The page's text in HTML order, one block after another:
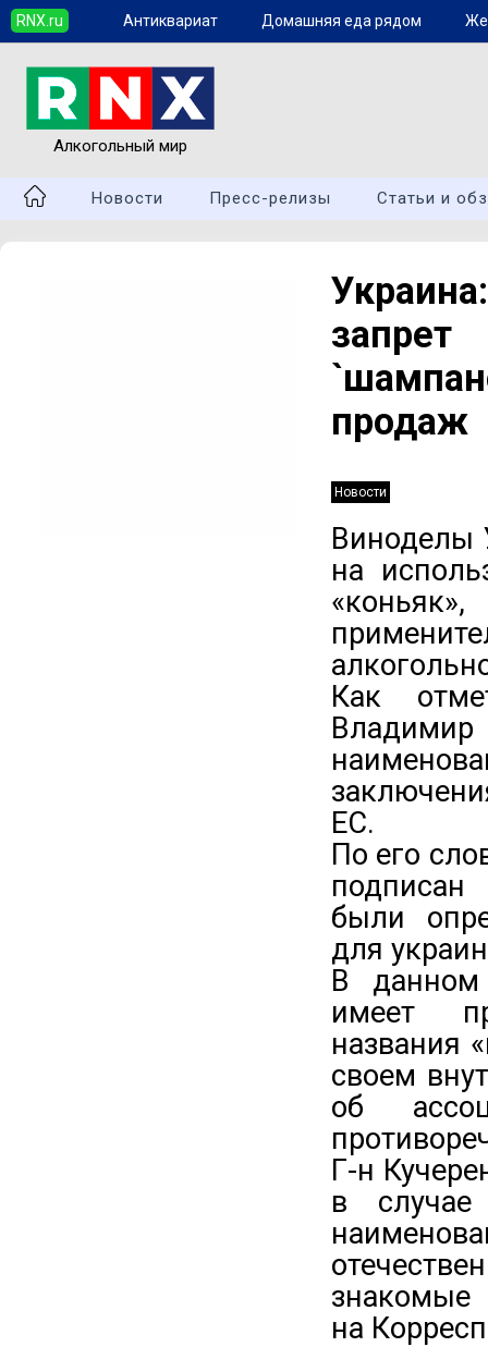
RNX.ru Антиквариат Домашняя еда рядом
Алкогольный мир
Новости Пресс-релизы Статьи и
продаж
Новости
Виноделы
на
Как
Владимир
ЕС.
По его
были
для
В данном
имеет
названия
своем
об
Г-н
в
знакомые
на